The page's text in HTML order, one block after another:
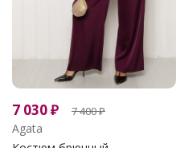
7 030₽ 7 400₽
Agata